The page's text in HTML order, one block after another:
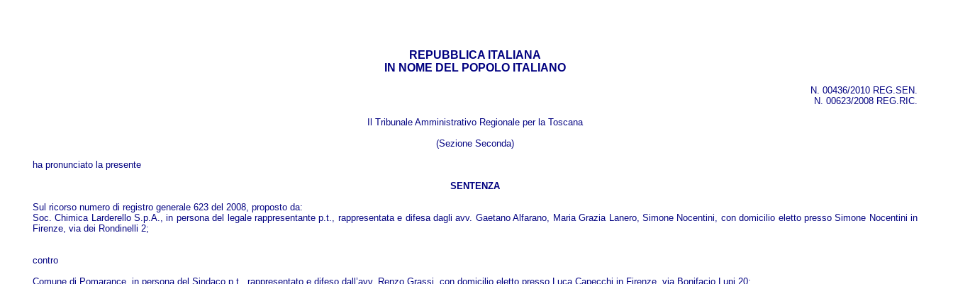
REPUBBLICA ITALIANA
IN NOME DEL POPOLO ITALIANO
N. 00436/2010 REG.SEN.
N. 00623/2008 REG.RIC.
Il Tribunale Amministrativo Regionale per la Toscana
(Sezione Seconda)
ha pronunciato la presente
SENTENZA
Sul ricorso numero di registro generale 623 del 2008, proposto da:
Soc. Chimica Larderello S.p.A., in persona del legale rappresentante p.t., rappresentata e difesa dagli avv. Gaetano Alfarano, Maria Grazia Lanero, Simone Nocentini, con domicilio eletto presso Simone Nocentini in
Firenze, via dei Rondinelli 2;
contro
Comune di Pomarance, in persona del Sindaco p.t., rappresentato e difeso dall’avv. Renzo Grassi, con domicilio eletto presso Luca Capecchi in Firenze, via Bonifacio Lupi 20;